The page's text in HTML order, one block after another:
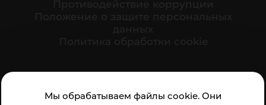
Мы обрабатываем файлы cookie. Они
организации: